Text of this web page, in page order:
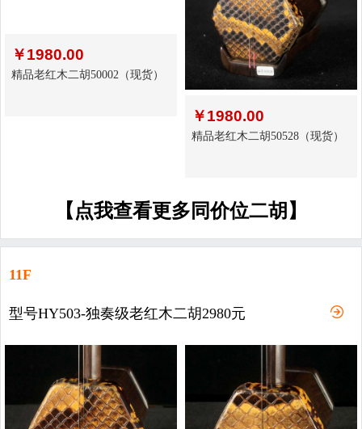
￥1980.00
精品老红木二胡50002（现货）
￥1980.00
精品老红木二胡50528（现货）
【点我查看更多同价位二胡】
11F
型号HY503-独奏级老红木二胡2980元